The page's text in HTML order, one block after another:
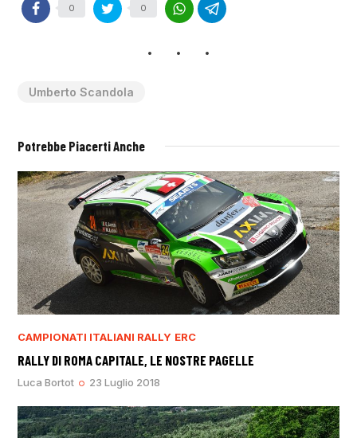
0 0
Umberto Scandola
Potrebbe Piacerti Anche
CAMPIONATI ITALIANI RALLY ERC
RALLY DI ROMA CAPITALE, LE NOSTRE PAGELLE
Luca Bortot 23 Luglio 2018